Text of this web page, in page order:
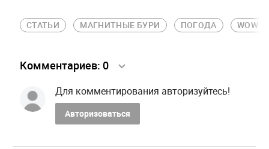
СТАТЬИ МАГНИТНЫЕ БУРИ ПОГОДА WOW
Комментариев: 0
Для комментирования авторизуйтесь!
Авторизоваться